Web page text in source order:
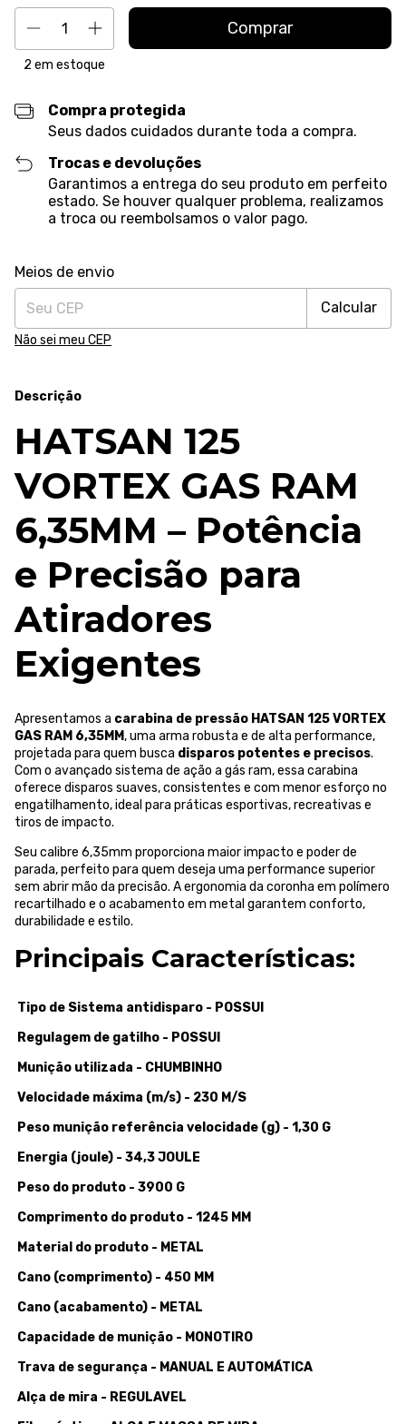
2 em estoque
Compra protegida
Seus dados cuidados durante toda a compra.
Trocas e devoluções
Garantimos a entrega do seu produto em perfeito
estado. Se houver qualquer problema, realizamos
a troca ou reembolsamos o valor pago.
Entregas para o CEP:
Meios de envio
Calcular
Não sei meu CEP
Descrição
HATSAN 125
VORTEX GAS RAM
6,35MM – Potência
e Precisão para
Atiradores
Exigentes
Apresentamos a carabina de pressão HATSAN 125 VORTEX
GAS RAM 6,35MM, uma arma robusta e de alta performance,
projetada para quem busca disparos potentes e precisos.
Com o avançado sistema de ação a gás ram, essa carabina
oferece disparos suaves, consistentes e com menor esforço no
engatilhamento, ideal para práticas esportivas, recreativas e
tiros de impacto.
Seu calibre 6,35mm proporciona maior impacto e poder de
parada, perfeito para quem deseja uma performance superior
sem abrir mão da precisão. A ergonomia da coronha em polímero
recartilhado e o acabamento em metal garantem conforto,
durabilidade e estilo.
Principais Características:
Tipo de Sistema antidisparo - POSSUI
Regulagem de gatilho - POSSUI
Munição utilizada - CHUMBINHO
Velocidade máxima (m/s) - 230 M/S
Peso munição referência velocidade (g) - 1,30 G
Energia (joule) - 34,3 JOULE
Peso do produto - 3900 G
Comprimento do produto - 1245 MM
Material do produto - METAL
Cano (comprimento) - 450 MM
Cano (acabamento) - METAL
Capacidade de munição - MONOTIRO
Trava de segurança - MANUAL E AUTOMÁTICA
Alça de mira - REGULAVEL